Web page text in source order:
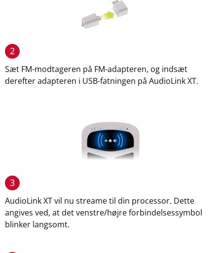
2
Sæt FM-modtageren på FM-adapteren, og indsæt
derefter adapteren i USB-fatningen på AudioLink XT.
3
AudioLink XT vil nu streame til din processor. Dette
angives ved, at det venstre/højre forbindelsessymbol
blinker langsomt.